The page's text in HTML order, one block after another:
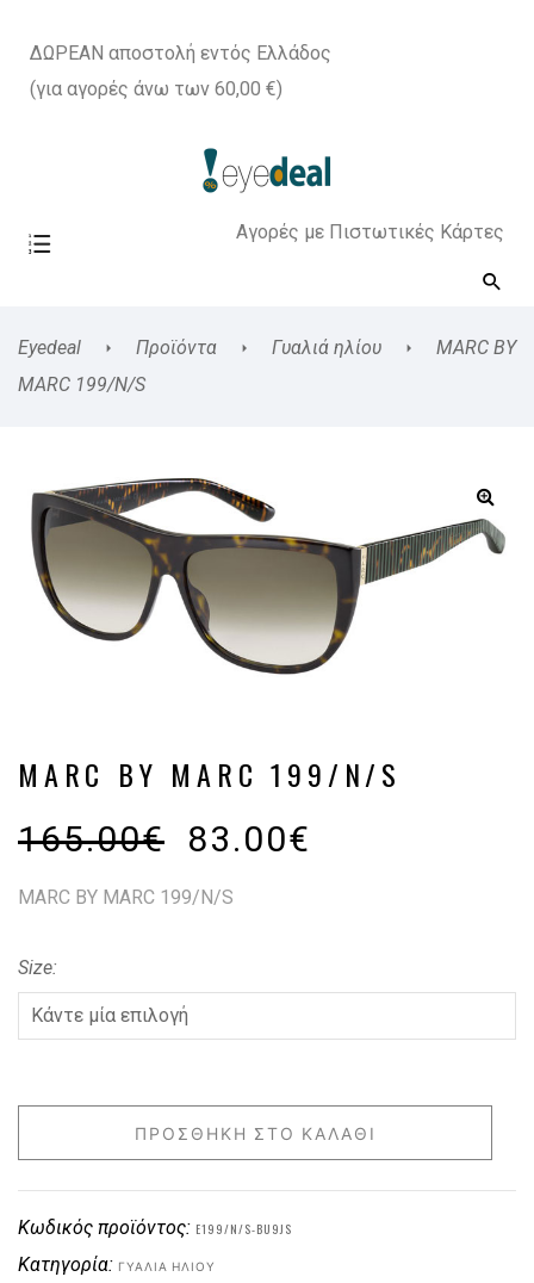
ΔΩΡΕΑΝ αποστολή εντός Ελλάδος
(για αγορές άνω των 60,00 €)
Αγορές με Πιστωτικές Κάρτες
Eyedeal Προϊόντα Γυαλιά ηλίου
MARC BY
MARC 199/N/S
MARC BY MARC 199/N/S
165.00€ 83.00€
MARC BY MARC 199/N/S
Size
ΠΡΟΣΘΉΚΗ ΣΤΟ ΚΑΛΆΘΙ
Κωδικός προϊόντος: E199/N/S-BU9JS
Κατηγορία: ΓΥΑΛΙΆ ΗΛΊΟΥ